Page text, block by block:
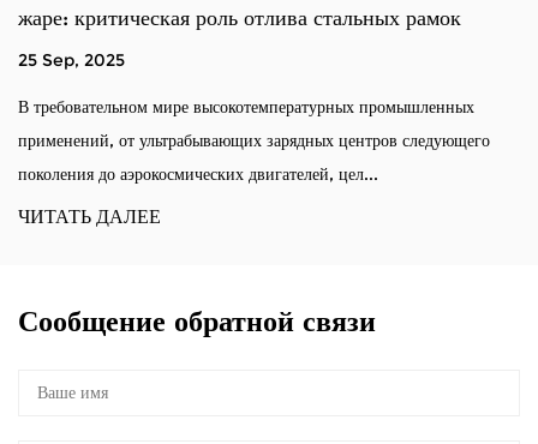
стальных рамок
промышленных
зарядных центров следующего
двигателей, цел...
легированной сталью.
Лотки сплавных материалов.
компонентами,
долговечности,
Сообщение обратной связи